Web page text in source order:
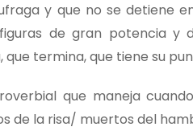
y que no se detiene
de gran potencia
termina, que tiene su
que maneja
de la risa/ muertos del